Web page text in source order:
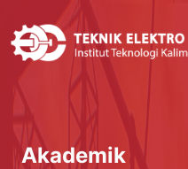
Akademik